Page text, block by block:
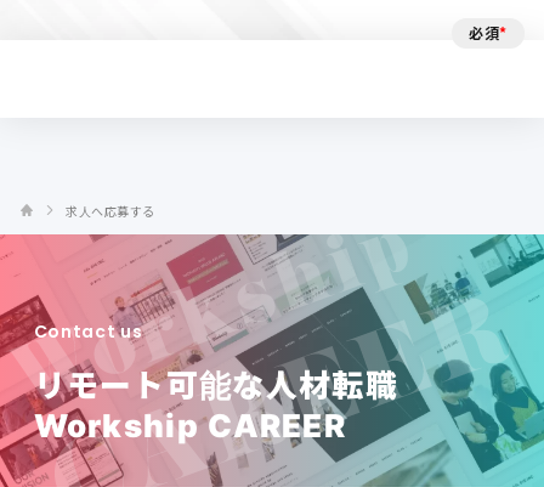
必須*
求人へ応募する
Contact us
リモート可能な人材転職
Workship CAREER